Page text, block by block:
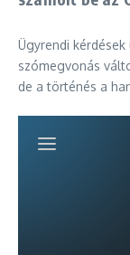
Ügyrendi
szómegvonás
de a történés a